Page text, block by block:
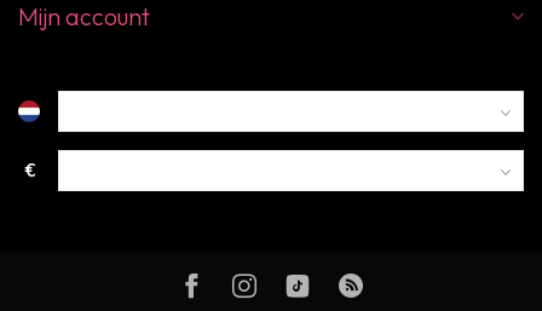
Mijn account
€